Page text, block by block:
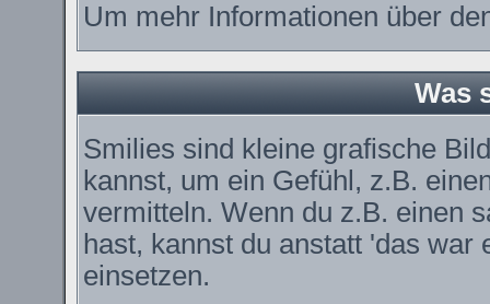
Um mehr Informationen über
Was
Smilies sind kleine grafische
kannst, um ein Gefühl, z.B.
vermitteln. Wenn du z.B. einen
hast, kannst du anstatt 'das
einsetzen.